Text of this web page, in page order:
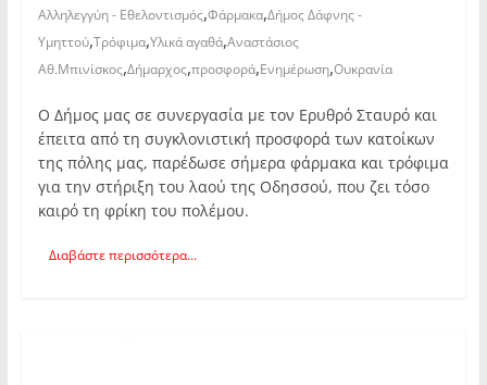
Αλληλεγγύη - Εθελοντισμός,Φάρμακα,Δήμος Δάφνης -
Υμηττού,Τρόφιμα,Υλικά αγαθά,Αναστάσιος
Αθ.Μπινίσκος,Δήμαρχος,προσφορά,Ενημέρωση,Ουκρανία
Ο Δήμος μας σε συνεργασία με τον Ερυθρό Σταυρό και
έπειτα από τη συγκλονιστική προσφορά των κατοίκων
της πόλης μας, παρέδωσε σήμερα φάρμακα και τρόφιμα
για την στήριξη του λαού της Οδησσού, που ζει τόσο
καιρό τη φρίκη του πολέμου.
Διαβάστε περισσότερα...